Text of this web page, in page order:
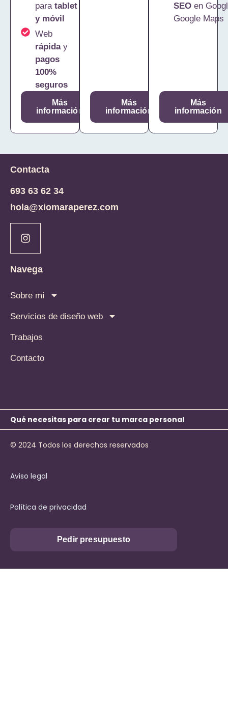
para tablet
y móvil
Web
rápiday
pagos
100%
seguros
Más
información
Más
información
SEOen
Google Maps
Más
información
Contacta
693 63 62 34
hola@xiomaraperez.com
Navega
Sobre mí
Servicios de diseño web
Trabajos
Contacto
Qué necesitas para crear tu marca personal
© 2024 Todos los derechos reservados
Aviso legal
Política de privacidad
Pedir presupuesto